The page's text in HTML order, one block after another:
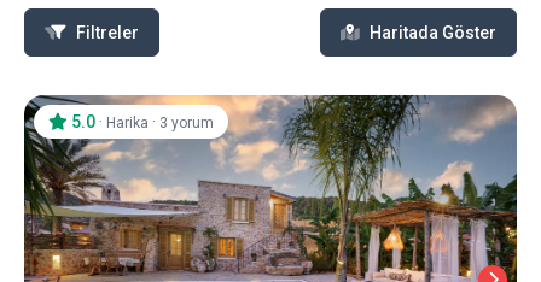
Filtreler Haritada Göster
5.0 · Harika · 3 yorum